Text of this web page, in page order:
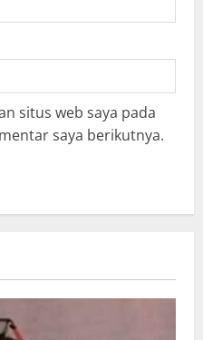
situs web saya pada
saya berikutnya.